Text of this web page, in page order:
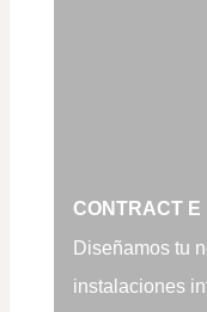
CONTRACT E
Diseñamos tu
instalaciones